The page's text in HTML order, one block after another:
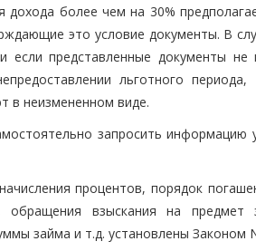
более чем на 30%
это условие документы. В
представленные документы не
льготного
в неизмененном виде.
запросить информацию
процентов, порядок
взыскания на предмет
займа и т.д. установлены Законом